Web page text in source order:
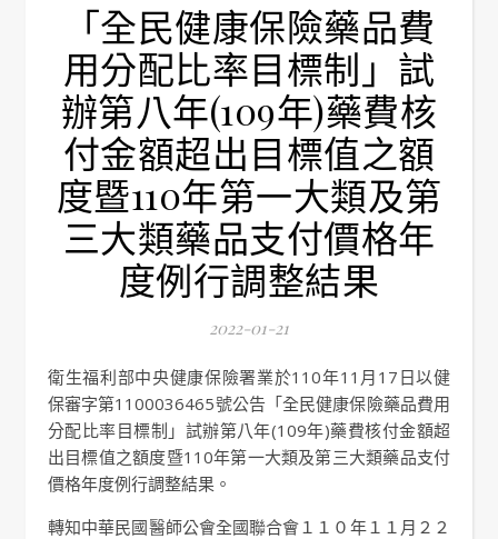
「全民健康保險藥品費
用分配比率目標制」試
辦第八年(109年)藥費核
付金額超出目標值之額
度暨110年第一大類及第
三大類藥品支付價格年
度例行調整結果
2022-01-21
衛生福利部中央健康保險署業於110年11月17日以健
保審字第1100036465號公告「全民健康保險藥品費用
分配比率目標制」試辦第八年(109年)藥費核付金額超
出目標值之額度暨110年第一大類及第三大類藥品支付
價格年度例行調整結果。
轉知中華民國醫師公會全國聯合會１１０年１１月２２